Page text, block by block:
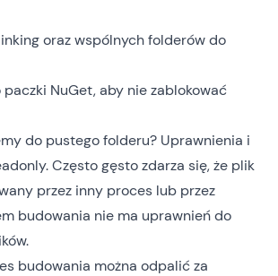
oraz wspólnych folderów do
NuGet, aby nie zablokować
do pustego folderu? Uprawnienia i
Często gęsto zdarza się, że plik
przez inny proces lub przez
budowania nie ma uprawnień do
budowania można odpalić za